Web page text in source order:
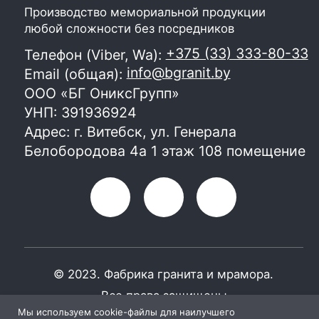
Мы используем cookie-файлы для наилучшего